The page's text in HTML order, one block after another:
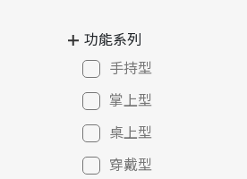
功能系列
手持型
掌上型
桌上型
穿戴型